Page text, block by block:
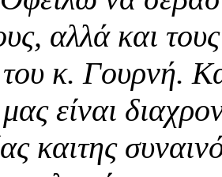
αλλά και
κ. Γουρνή.
είναι
καιτης